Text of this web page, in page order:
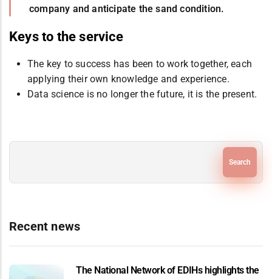
company and anticipate the sand condition.
Keys to the service
The key to success has been to work together, each
applying their own knowledge and experience.
Data science is no longer the future, it is the present.
Recent news
The National Network of EDIHs highlights the